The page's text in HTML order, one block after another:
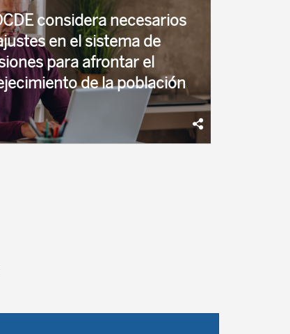
considera necesarios
en el sistema de
para afrontar el
de la población